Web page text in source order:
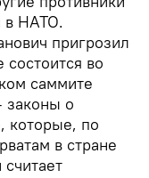
в НАТО.
пригрозил
во
саммите
законы о
которые, по
в стране